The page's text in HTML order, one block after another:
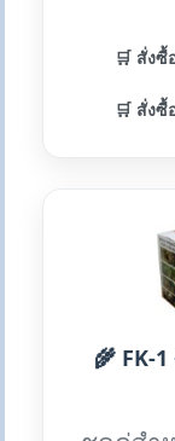
🛒 สั่งซื้
🛒 สั่งซื้
🌾 FK-